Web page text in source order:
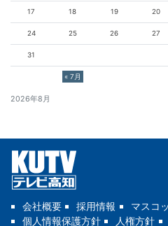
2026年8月
« 7月
17 18 19 20
24 25 26 27
31
会社概要 採用情報 マスコ
個人情報保護方針
人権方針